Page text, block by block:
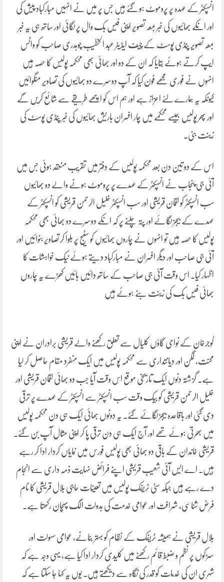
انسپکٹر کے عہدہ پر پروموٹ ہو گئے ہیں جس پر میں نے انہیں مبارکباد پیش کی
اور انکے بھائیوں کی خبر بمعہ تصویر اپنی فیس بک وال پر لگائی اور ساتھ ہی یہ خبر
بمعہ تصویر پنڈی پوسٹ کے چیف ایڈیٹر عبد الخطیب چوہدری صاحب کو واٹس
ایپ کرتے ہوئے بتایا کہ ان کے دو اور بھائی بھی محکمہ پولیس کا حصہ ہیں
انہوں نے فوری مجھے فون کیا کہ آپ دوسرے دو بھائیوں کی تصاویر منگوائیں
کیونکہ یہ ہمارے لئے اعزاز ہے اور ہم اس کو اچھے طریقے سے شائع کریں گے
اور پھر پولیس جیسے محکمے میں چار افسران باریش بھائیوں کی خبر پنڈی پوسٹ کی
زینت بنی۔
اس کے دو تین دن بعد محکمہ پولیس کے دفتر میں تقریب منعقد ہوئی جس میں
آئی جی پنجاب نے انسپکٹر کے عہدے پر پروموٹ ہونے والے دو بھائیوں
سب انسپکٹر کو لقمان قریشی اور سب انسپکٹر خلیل الرحمن قریشی کو انسپکٹر کے
عہدے کے بیجز لگائے اور پتہ چلنے پر کہ انکے دوسرے دو بھائی بھی محکمہ
پولیس کا حصہ ہیں تو انہوں نے چاروں بھائیوں کو سٹیج پر بلوا کر تصاویر بنوائیں اور
آئی جی صاحب اور دیگر افسران نے مبارکباد دیتے ہوئے نیک خواہشات کا
اظہار کیا۔ اس وقت آئی جی صاحب کے ساتھ دائیں بائیں کھڑے یہ چاروں
بھائی فیس بک کی زینت بنے ہوئے ہیں
گوجرخان کے نواحی گاؤں کلیال سے تعلق رکھنے والے قریشی برادران نے اپنی
محنت، لگن اور دیانتداری سے محکمہ پولیس میں ایک منفرد مقام حاصل کر لیا
ہے۔ گزشتہ دنوں ایک تاریخی موقع اس وقت آیا جب دو بھائی لقمان قریشی اور
خلیل الرحمن قریشی کو بیک وقت سب انسپکٹر سے انسپکٹر کے عہدے پر ترقی
دی گئی اور باقاعدہ بیجز لگائے گئے۔ یہ دونوں بھائی ایک ہی دن محکمہ پولیس
میں بھرتی ہوئے تھے اور آج ایک ہی دن ترقی پا کر اپنی مثال آپ بن گئے۔
قریشی خاندان کے باقی دو بھائی بھی پولیس فورس میں نمایاں کردار ادا کر رہے
ہیں۔ اے ایس آئی شعیب قریشی اپنے فرائض نہایت ذمہ داری سے انجام
دے رہے ہیں جبکہ سٹی ٹریفک پولیس میں تعینات حاجی بلال قریشی کا نام
فرض شناسی، شرافت اور عوامی خدمت کی بدولت الگ پہچان رکھتا ہے۔
بلال قریشی نے ہمیشہ ٹریفک کے نظام کو بہتر بنانے، عوامی سہولت اور
سڑکوں پر نظم و ضبط قائم رکھنے میں کلیدی کردار ادا کیا ہے، یہی وجہ ہے کہ
شہری ان کی خدمات کو قدر کی نگاہ سے دیکھتے ہیں۔ یوں یہ کہا جا سکتا ہے کہ